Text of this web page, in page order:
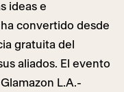
ideas e
convertido desde
gratuita del
aliados. El evento
L.A.-